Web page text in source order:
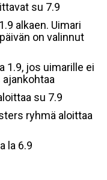
su 7.9
alkaen. Uimari
on valinnut
1.9, jos uimarille ei
su 7.9
ryhmä aloittaa
la 6.9